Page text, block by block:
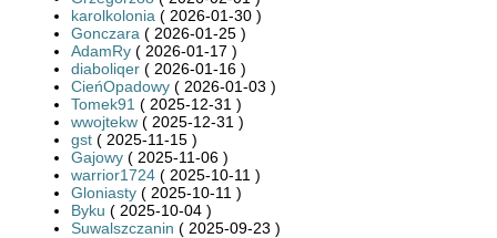
karolkolonia ( 2026-01-30 )
Gonczara ( 2026-01-25 )
AdamRy ( 2026-01-17 )
diaboliqer ( 2026-01-16 )
CieńOpadowy ( 2026-01-03 )
Tomek91 ( 2025-12-31 )
wwojtekw ( 2025-12-31 )
gst ( 2025-11-15 )
Gajowy ( 2025-11-06 )
warrior1724 ( 2025-10-11 )
Gloniasty ( 2025-10-11 )
Byku ( 2025-10-04 )
Suwalszczanin ( 2025-09-23 )